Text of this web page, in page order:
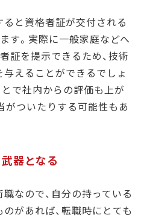
と資格者証が交付される
す。実際に一般家庭などへ
証を提示できるため、技術
えることができるでしょ
で社内からの評価も上が
がついたりする可能性もあ
器となる
なので、自分の持っている
があれば、転職時にとても